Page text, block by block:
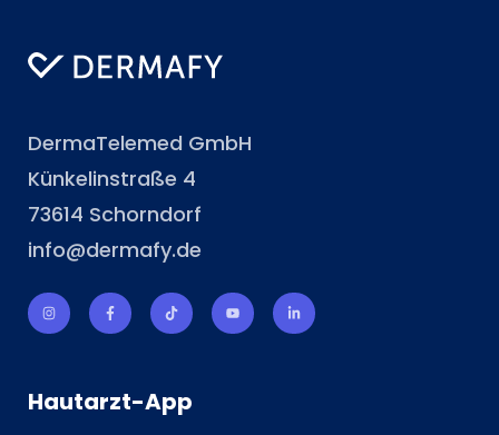
DermaTelemed GmbH
Künkelinstraße 4
73614 Schorndorf
info@dermafy.de
Hautarzt-App